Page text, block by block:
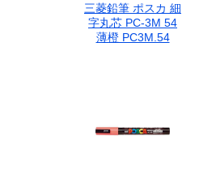
三菱鉛筆 ポスカ 細
字丸芯 PC-3M 54
薄橙 PC3M.54